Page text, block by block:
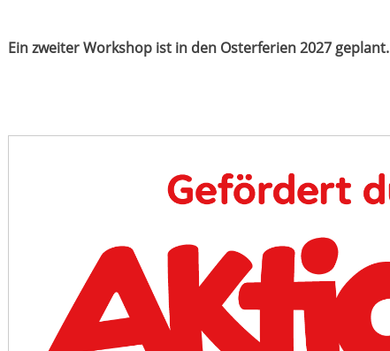
Ein zweiter Workshop ist in den Osterferien 2027 geplant.